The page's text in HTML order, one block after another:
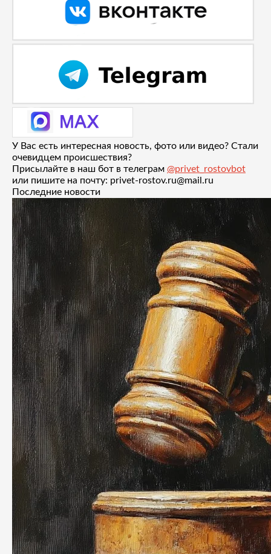
У Вас есть интересная новость, фото или видео? Стали
очевидцем происшествия?
Присылайте в наш бот в телеграм @privet_rostovbot
или пишите на почту: privet-rostov.ru@mail.ru
Последние новости